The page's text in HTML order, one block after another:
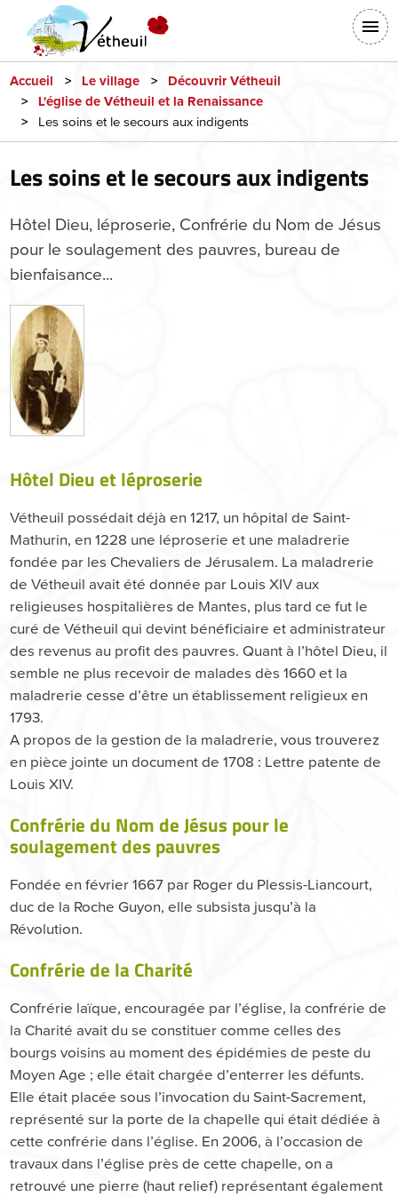
principal
tête
Accueil Le village
Découvrir Vétheuil
L'église de Vétheuil et la Renaissance
Les soins et le secours aux indigents
Les soins et le secours aux indigents
Hôtel Dieu, léproserie, Confrérie du Nom de Jésus
pour le soulagement des pauvres, bureau de
bienfaisance...
Hôtel Dieu et léproserie
Vétheuil possédait déjà en 1217, un hôpital de Saint-
Mathurin, en 1228 une léproserie et une maladrerie
fondée par les Chevaliers de Jérusalem. La maladrerie
de Vétheuil avait été donnée par Louis XIV aux
religieuses hospitalières de Mantes, plus tard ce fut le
curé de Vétheuil qui devint bénéficiaire et administrateur
des revenus au profit des pauvres. Quant à l’hôtel Dieu, il
semble ne plus recevoir de malades dès 1660 et la
maladrerie cesse d’être un établissement religieux en
1793.
A propos de la gestion de la maladrerie, vous trouverez
en pièce jointe un document de 1708 : Lettre patente de
Louis XIV.
Confrérie du Nom de Jésus pour le
soulagement des pauvres
Fondée en février 1667 par Roger du Plessis-Liancourt,
duc de la Roche Guyon, elle subsista jusqu’à la
Révolution.
Confrérie de la Charité
Confrérie laïque, encouragée par l’église, la confrérie de
la Charité avait du se constituer comme celles des
bourgs voisins au moment des épidémies de peste du
Moyen Age ; elle était chargée d’enterrer les défunts.
Elle était placée sous l’invocation du Saint-Sacrement,
représenté sur la porte de la chapelle qui était dédiée à
cette confrérie dans l’église. En 2006, à l’occasion de
travaux dans l’église près de cette chapelle, on a
retrouvé une pierre (haut relief) représentant également